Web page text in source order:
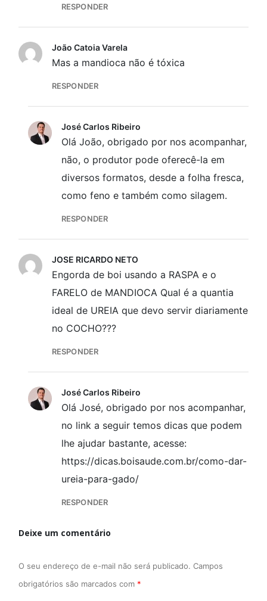
RESPONDER
João Catoia Varela
Mas a mandioca não é tóxica
RESPONDER
José Carlos Ribeiro
Olá João, obrigado por nos acompanhar,
não, o produtor pode oferecê-la em
diversos formatos, desde a folha fresca,
como feno e também como silagem.
RESPONDER
JOSE RICARDO NETO
Engorda de boi usando a RASPA e o
FARELO de MANDIOCA Qual é a quantia
ideal de UREIA que devo servir diariamente
no COCHO???
RESPONDER
José Carlos Ribeiro
Olá José, obrigado por nos acompanhar,
no link a seguir temos dicas que podem
lhe ajudar bastante, acesse:
https://dicas.boisaude.com.br/como-dar-
ureia-para-gado/
RESPONDER
Deixe um comentário
O seu endereço de e-mail não será publicado. Campos
obrigatórios são marcados com *